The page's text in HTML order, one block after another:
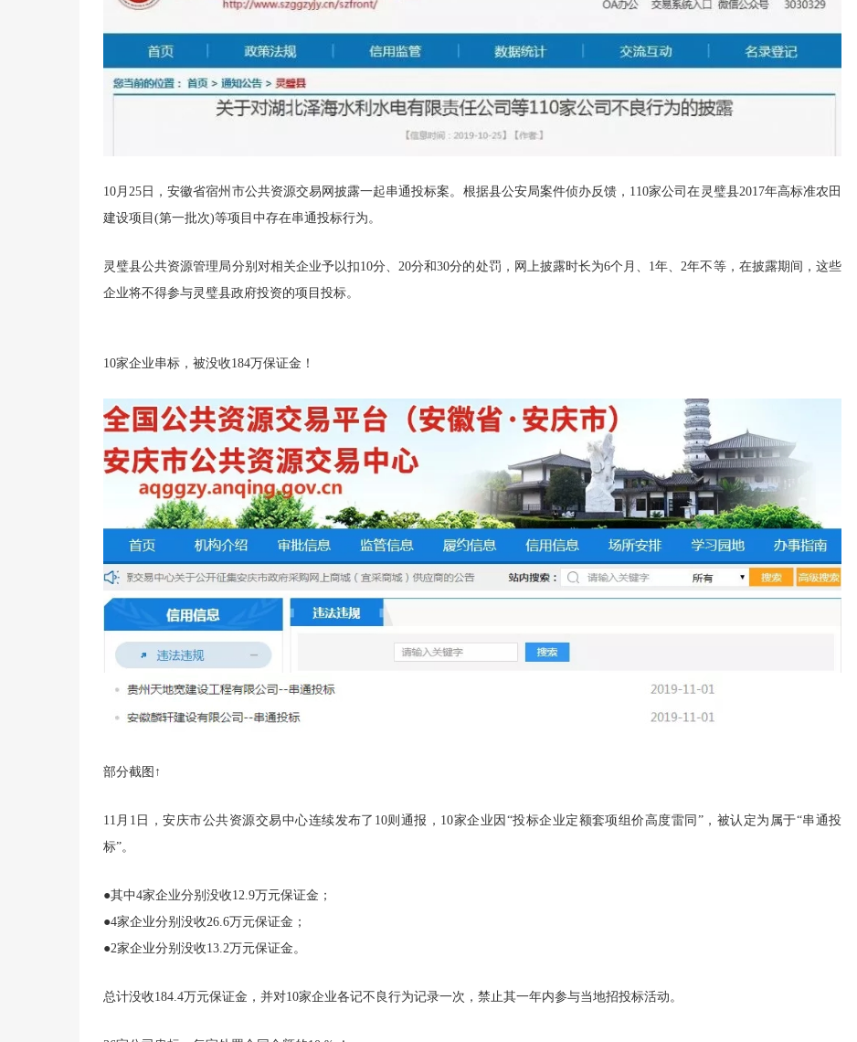
10月25日，安徽省宿州市公共资源交易网披露一起串通投标案。根据县公安局案件侦办反馈，110家公司在灵璧县2017年高标准农田
建设项目(第一批次)等项目中存在串通投标行为。
灵璧县公共资源管理局分别对相关企业予以扣10分、20分和30分的处罚，网上披露时长为6个月、1年、2年不等，在披露期间，这些
企业将不得参与灵璧县政府投资的项目投标。
10家企业串标，被没收184万保证金！
部分截图↑
11月1日，安庆市公共资源交易中心连续发布了10则通报，10家企业因“投标企业定额套项组价高度雷同”，被认定为属于“串通投
标”。
●其中4家企业分别没收12.9万元保证金；
●4家企业分别没收26.6万元保证金；
●2家企业分别没收13.2万元保证金。
总计没收184.4万元保证金，并对10家企业各记不良行为记录一次，禁止其一年内参与当地招投标活动。